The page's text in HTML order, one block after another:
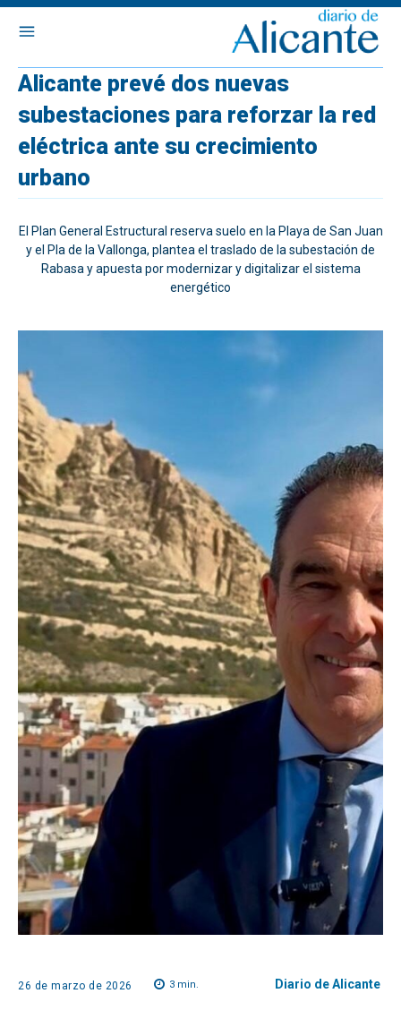
Alicante prevé dos nuevas
subestaciones para reforzar la red
eléctrica ante su crecimiento
urbano
El Plan General Estructural reserva suelo en la Playa de San Juan
y el Pla de la Vallonga, plantea el traslado de la subestación de
Rabasa y apuesta por modernizar y digitalizar el sistema
energético
26 de marzo de 2026 3min. Diario de Alicante